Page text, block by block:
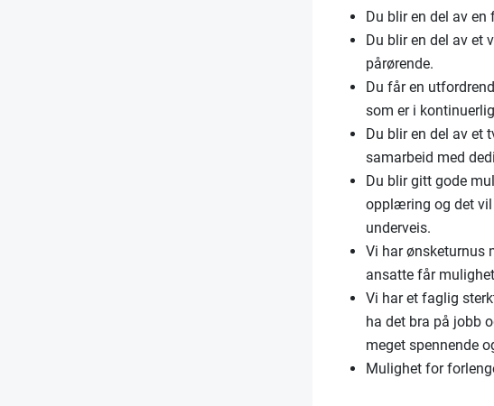
Du blir en del av
Du blir en del av et
pårørende.
Du får en
som er i
Du blir en del av et
samarbeid med
Du blir gitt gode
opplæring og det vil
underveis.
Vi har ønsketurnus
ansatte får
Vi har et faglig
ha det bra på jobb
meget spennende
Mulighet for